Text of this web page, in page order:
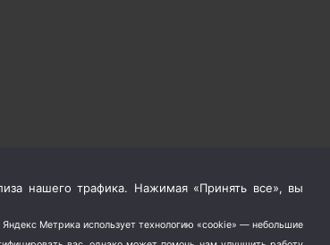
нашего трафика. Нажимая «Принять все», вы
Метрика использует технологию «cookie» — небольшие